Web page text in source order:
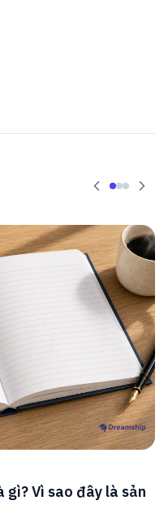
gì? Vì sao đây là sản